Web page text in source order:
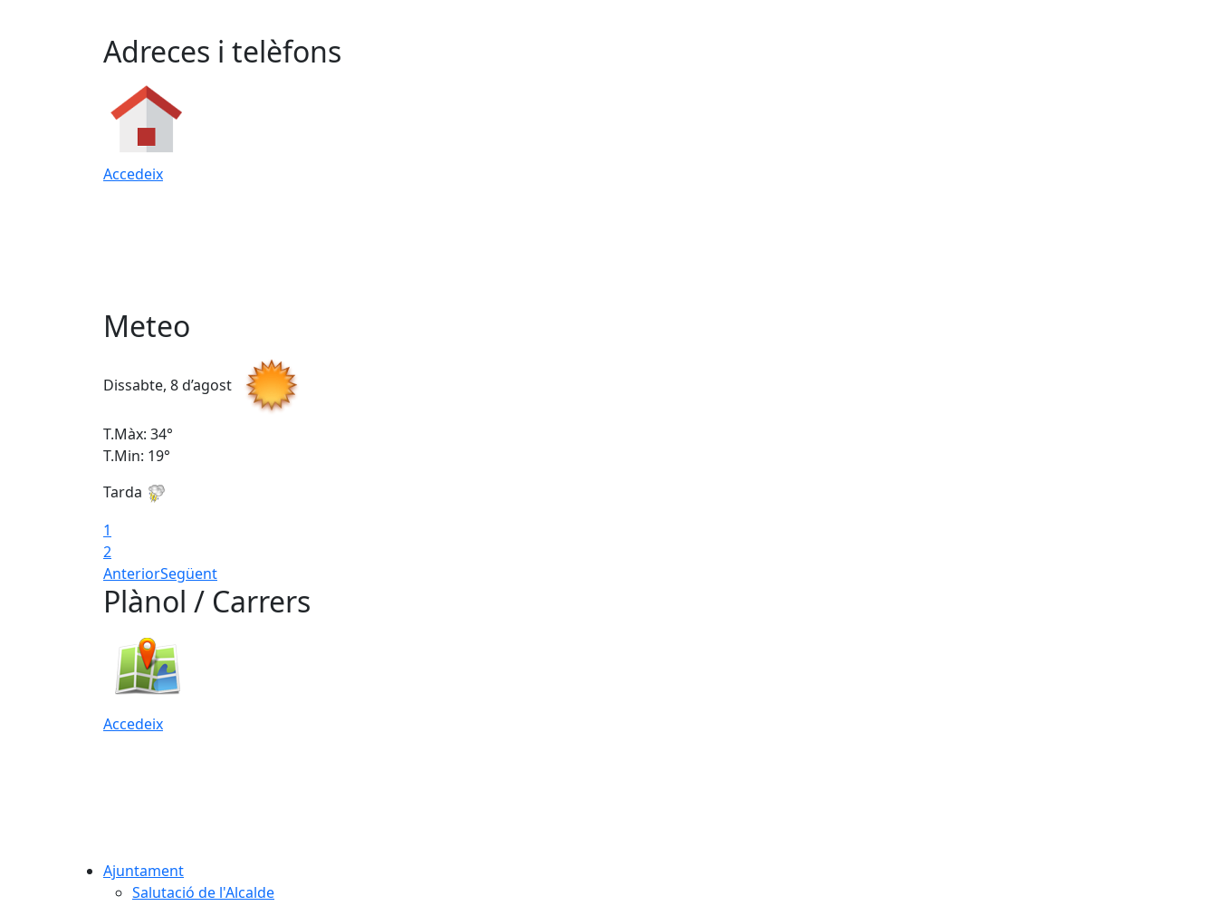
Adreces i telèfons
Accedeix
Meteo
Dissabte, 8 d’agost
T.Màx: 34°
T.Min: 19°
Tarda
1
2
AnteriorSegüent
Plànol / Carrers
Accedeix
Ajuntament
Salutació de l'Alcalde